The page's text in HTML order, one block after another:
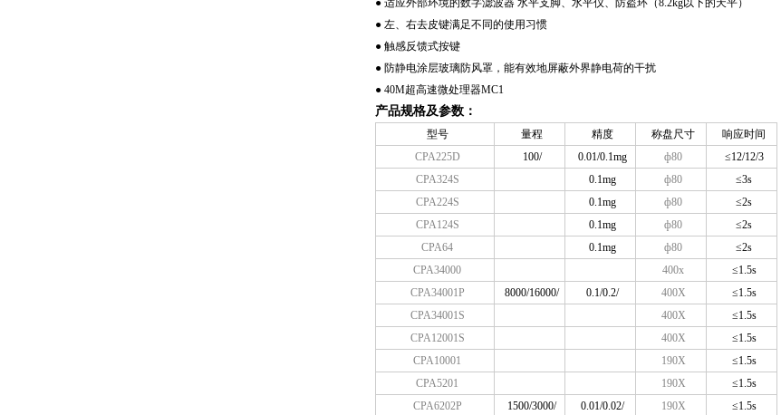
● 适应外部环境的数字滤波器 水平支脚、水平仪、防盗环（8.2kg以下的天平）
● 左、右去皮键满足不同的使用习惯
● 触感反馈式按键
● 防静电涂层玻璃防风罩，能有效地屏蔽外界静电荷的干扰
● 40M超高速微处理器MC1
产品规格及参数：
型号 量程 精度 称盘尺寸
响应时间
CPA225D
100/ 0.01/0.1mg ф80
≤12/12/3
CPA324S
0.1mg ф80
≤3s
CPA224S
0.1mg ф80
≤2s
CPA124S
0.1mg ф80
≤2s
CPA64
0.1mg ф80
≤2s
CPA34000
400x
≤1.5s
CPA34001P
8000/16000/ 0.1/0.2/ 400X
≤1.5s
CPA34001S
400X
≤1.5s
CPA12001S
400X
≤1.5s
CPA10001
190X
≤1.5s
CPA5201
190X
≤1.5s
CPA6202P
1500/3000/ 0.01/0.02/ 190X
≤1.5s